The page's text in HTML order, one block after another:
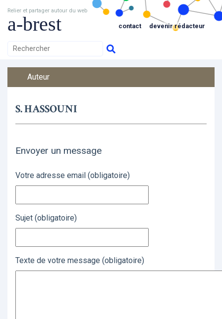
Relier et partager autour du web
a-brest contact devenir rédacteur
Auteur
S. HASSOUNI
Envoyer un message
Votre adresse email (obligatoire)
Sujet (obligatoire)
Texte de votre message (obligatoire)